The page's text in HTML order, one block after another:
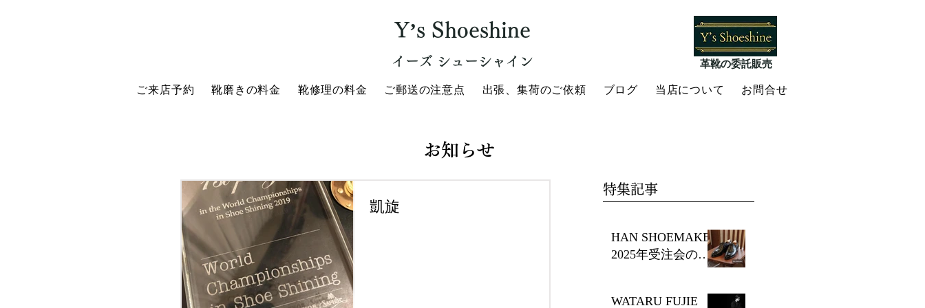
Y’s Shoeshine
イーズ シューシャイン
ご来店予約 靴磨きの料金 靴修理の料金 ご郵送の注意点 出張、集荷のご依頼 ブログ 当店について お問合せ
​革靴の委託販売
​お知らせ
凱旋
特集記事
HAN SHOEMAKE
2025年受注会のお
WATARU FUJIE